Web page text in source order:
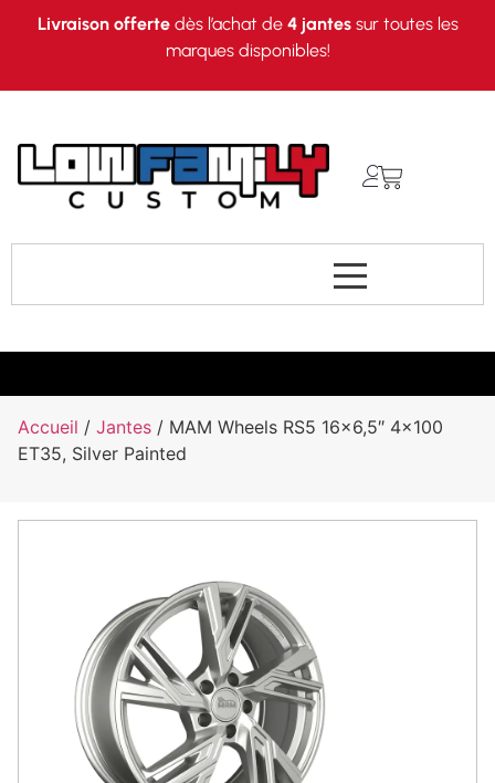
Livraison offertedès l’achat de 4 jantessur toutes les
marques disponibles!
Accueil / Jantes / MAM Wheels RS5 16×6,5″ 4×100
ET35, Silver Painted